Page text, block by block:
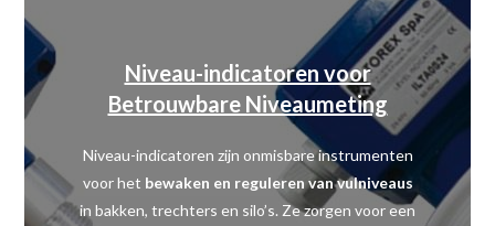
Niveau-indicatoren voor
Betrouwbare Niveaumeting
Niveau-indicatoren zijn onmisbare instrumenten
voor het bewaken en reguleren van vulniveaus
in bakken, trechters en silo’s. Ze zorgen voor een